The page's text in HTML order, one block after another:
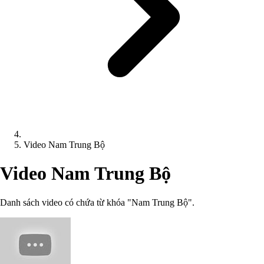
Video Nam Trung Bộ
Video Nam Trung Bộ
Danh sách video có chứa từ khóa "Nam Trung Bộ".